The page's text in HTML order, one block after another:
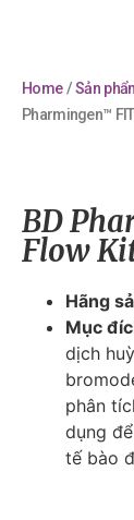
Home/Sản
Pharmingen™
BD
Flow
Hãng
Mục
dịch
phân
dụng
tế bào